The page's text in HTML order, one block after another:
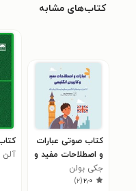
کتاب‌های مشابه
کتاب صوتی عبارات
و اصطلاحات مفید و
کاربردی انگلیسی
جکی بولن
۲٫۰(۲)
آلن